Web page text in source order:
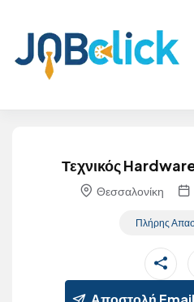
Τεχνικός
Θεσσαλονίκη
Πλήρης